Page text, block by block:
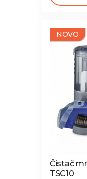
NOVO
Čistač
TSC10